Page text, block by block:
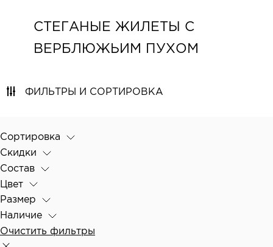
СТЕГАНЫЕ ЖИЛЕТЫ С
ВЕРБЛЮЖЬИМ ПУХОМ
ФИЛЬТРЫ И СОРТИРОВКА
Сортировка
Скидки
Состав
Цвет
Размер
Наличие
Очистить фильтры